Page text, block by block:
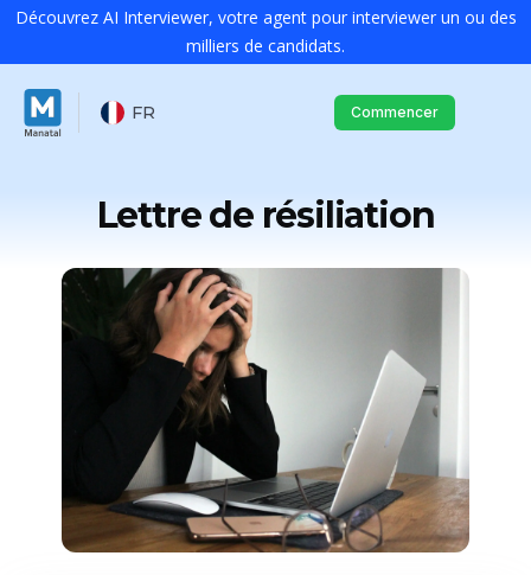
Découvrez AI Interviewer, votre agent pour interviewer un ou des
milliers de candidats.
FR Commencer
Lettre de résiliation